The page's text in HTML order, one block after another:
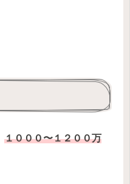
１０００〜１２００万